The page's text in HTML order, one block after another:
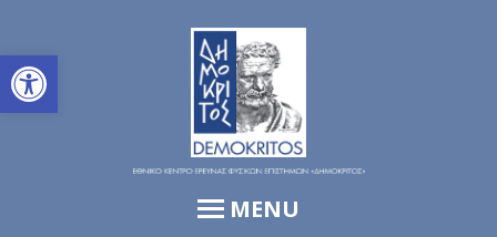
Ανοίξτε τη γραμμή εργαλείων
MENU